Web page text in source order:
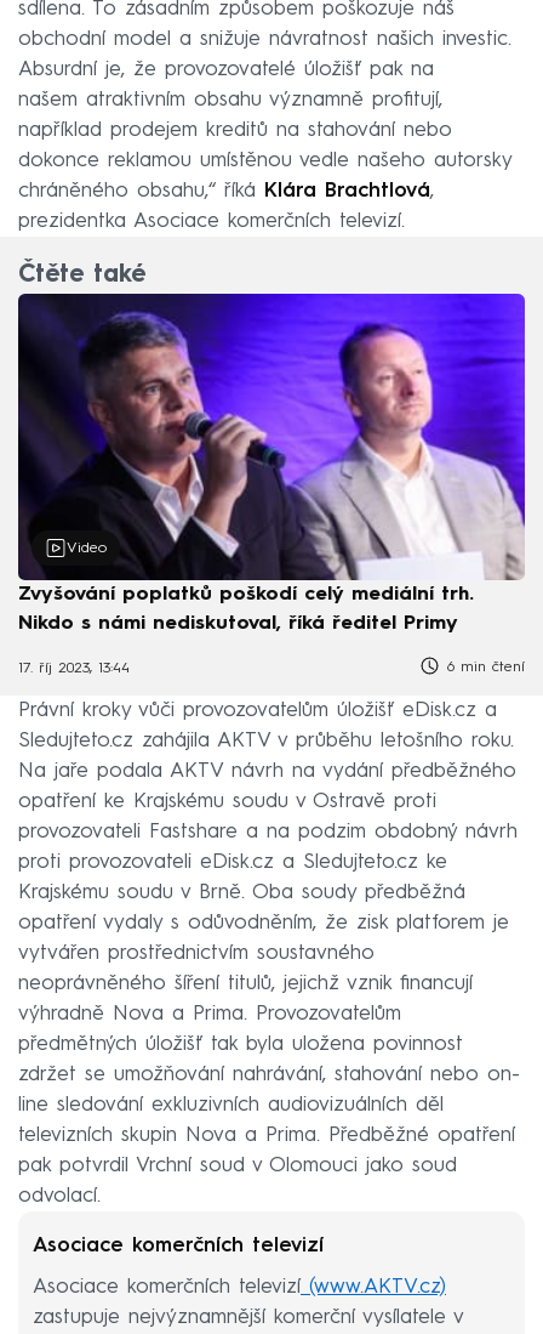
sdílena. To zásadním způsobem poškozuje náš
obchodní model a snižuje návratnost našich investic.
Absurdní je, že provozovatelé úložišť pak na
našem atraktivním obsahu významně profitují,
například prodejem kreditů na stahování nebo
dokonce reklamou umístěnou vedle našeho autorsky
chráněného obsahu,“ říká
Klára Brachtlová,
prezidentka Asociace komerčních televizí.
Čtěte také
Video
Zvyšování poplatků poškodí celý mediální trh.
Nikdo s námi nediskutoval, říká ředitel Primy
17. říj 2023, 13:44 6 min čtení
Právní kroky vůči provozovatelům úložišť eDisk.cz a
Sledujteto.cz zahájila AKTV v průběhu letošního roku.
Na jaře podala AKTV návrh na vydání předběžného
opatření ke Krajskému soudu v Ostravě proti
provozovateli Fastshare a na podzim obdobný návrh
proti provozovateli eDisk.cz a Sledujteto.cz ke
Krajskému soudu v Brně. Oba soudy předběžná
opatření vydaly s odůvodněním, že zisk platforem je
vytvářen prostřednictvím soustavného
neoprávněného šíření titulů, jejichž vznik financují
výhradně Nova a Prima. Provozovatelům
předmětných úložišť tak byla uložena povinnost
zdržet se umožňování nahrávání, stahování nebo on-
line sledování exkluzivních audiovizuálních děl
televizních skupin Nova a Prima. Předběžné opatření
pak potvrdil Vrchní soud v Olomouci jako soud
odvolací.
Asociace komerčních televizí
Asociace komerčních televizí (www.AKTV.cz)
zastupuje nejvýznamnější komerční vysílatele v